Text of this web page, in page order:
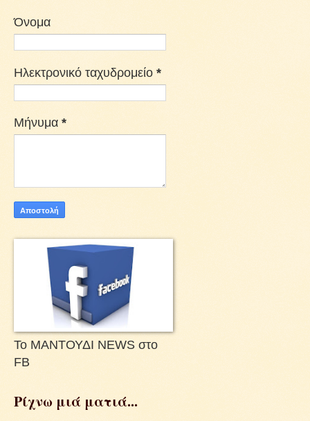
Όνομα
Ηλεκτρονικό ταχυδρομείο *
Μήνυμα *
Το ΜΑΝΤΟΥΔΙ NEWS στο
FB
Ρίχνω μιά ματιά...